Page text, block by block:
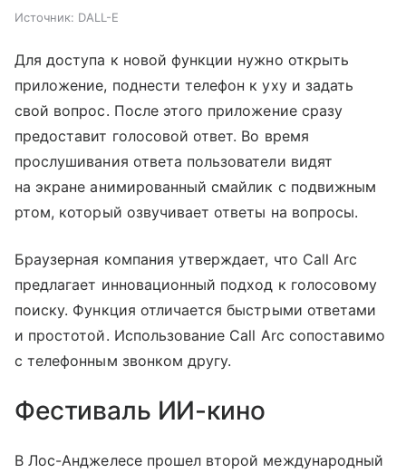
Источник: DALL-E
Для доступа к новой функции нужно открыть
приложение, поднести телефон к уху и задать
свой вопрос. После этого приложение сразу
предоставит голосовой ответ. Во время
прослушивания ответа пользователи видят
на экране анимированный смайлик с подвижным
ртом, который озвучивает ответы на вопросы.
Браузерная компания утверждает, что Call Arc
предлагает инновационный подход к голосовому
поиску. Функция отличается быстрыми ответами
и простотой. Использование Call Arc сопоставимо
с телефонным звонком другу.
Фестиваль ИИ-кино
В Лос-Анджелесе прошел второй международный